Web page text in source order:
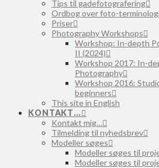
Tips til gadefotografering
Ordbog over foto-
Priser
Photography Workshops
Workshop: In-depth
II (2024)
Workshop 2017: In-
Photography
Workshop 2016:
beginners
This site in English
KONTAKT…
Kontakt mig…
Tilmelding til nyhedsbrev
Modeller søges
Modeller søges til
Modeller søges til